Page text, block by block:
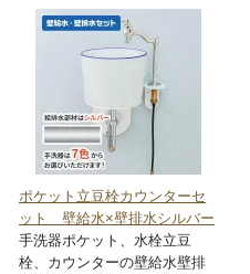
ポケット立豆栓カウンターセ
ット 壁給水×壁排水シルバー
手洗器ポケット、水栓立豆
栓、カウンターの壁給水壁排